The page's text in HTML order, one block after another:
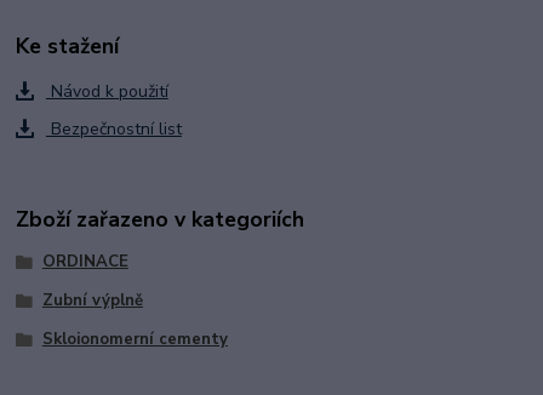
Ke stažení
Návod k použití
Bezpečnostní list
Zboží zařazeno v kategoriích
ORDINACE
Zubní výplně
Skloionomerní cementy